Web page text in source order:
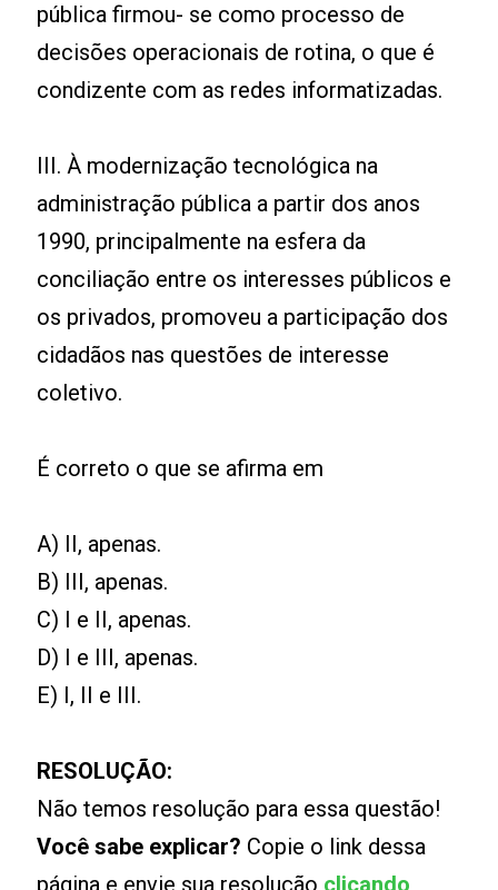
pública firmou- se como processo de
decisões operacionais de rotina, o que é
condizente com as redes informatizadas.
III. À modernização tecnológica na
administração pública a partir dos anos
1990, principalmente na esfera da
conciliação entre os interesses públicos e
os privados, promoveu a participação dos
cidadãos nas questões de interesse
coletivo.
É correto o que se afirma em
A) II, apenas.
B) III, apenas.
C) I e II, apenas.
D) I e III, apenas.
E) I, II e III.
RESOLUÇÃO:
Não temos resolução para essa questão!
Você sabe explicar? Copie o link dessa